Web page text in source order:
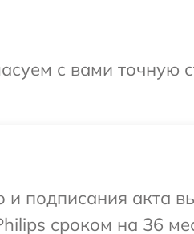
с вами точную
и подписания
сроком на 36